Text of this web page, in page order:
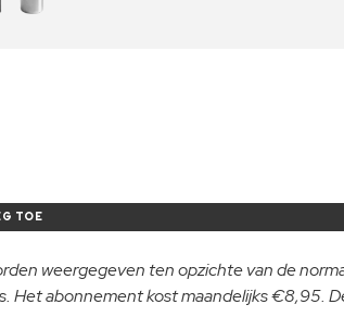
TOE
weergegeven ten opzichte van de
Het abonnement kost maandelijks €8,95.